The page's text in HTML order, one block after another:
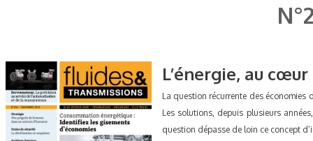
L’énergie, au
La question récurrente des
Les solutions, depuis plusieurs
question dépasse de loin ce concept